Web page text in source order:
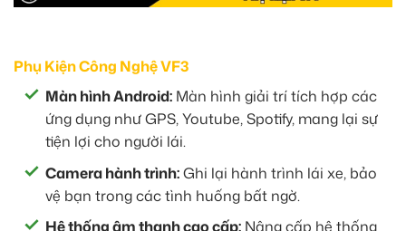
Phụ Kiện Công Nghệ VF3
Màn hình Android: Màn hình giải trí tích hợp các
ứng dụng như GPS, Youtube, Spotify, mang lại sự
tiện lợi cho người lái.
Camera hành trình:Ghi lại hành trình lái xe, bảo
vệ bạn trong các tình huống bất ngờ.
Hệ thống âm thanh cao cấp: Nâng cấp hệ thống